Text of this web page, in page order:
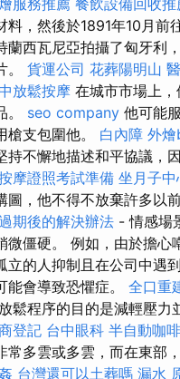
服務推薦 餐飲設備回收推
料，然後於1891年10月前
蘭西瓦尼亞拍攝了匈牙利
。 貨運公司 花葬陽明山
放鬆按摩 在城市市場上
。 seo company 他可能
槍支包圍他。 白內障 外
持不懈地描述和平協議，
摩證照考試準備 坐月子中
圖，他不得不放棄許多以
期後的解決辦法 - 情感場
微僵硬。 例如，由於擔心
立的人抑制且在公司中遇
能會導致恐懼症。 全口重
放鬆程序的目的是減輕壓力
登記 台中眼科 半自動咖
常多雲或多雲，而在東部
台灣還可以土葬嗎 漏水